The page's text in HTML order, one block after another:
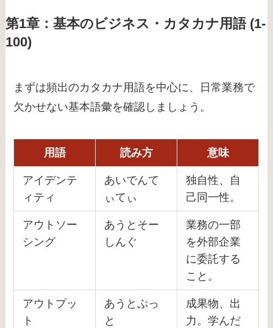
第1章：基本のビジネス・カタカナ用語 (1-
100)
まずは頻出のカタカナ用語を中心に、日常業務で
欠かせない基本語彙を確認しましょう。
用語 読み方 意味
アイデンテ
ィティ
あいでんて
ぃてぃ
独自性、自
己同一性。
アウトソー
シング
あうとそー
しんぐ
業務の一部
を外部企業
に委託する
こと。
アウトプッ
ト
あうとぷっ
と
成果物、出
力。学んだ